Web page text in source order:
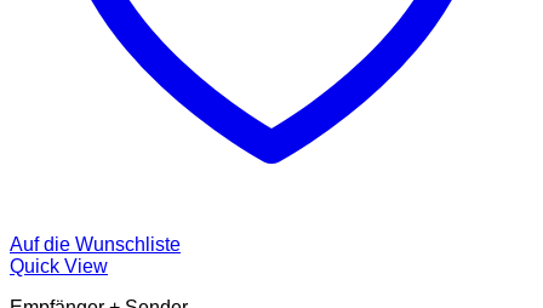
Auf die Wunschliste
Quick View